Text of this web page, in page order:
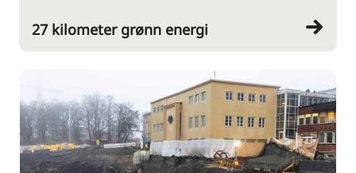
27 kilometer grønn energi